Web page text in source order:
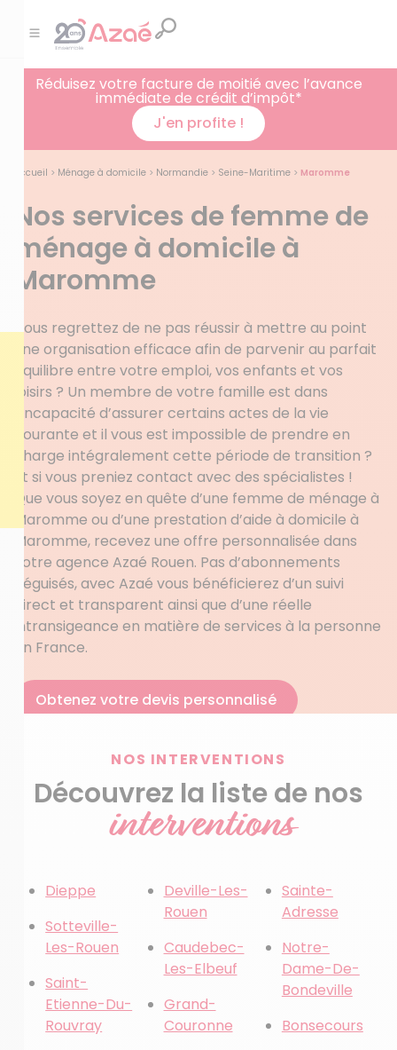
Réduisez votre facture de moitié avec l’avance
immédiate de crédit d’impôt*
J'en profite !
Accueil > Ménage à domicile > Normandie > Seine-Maritime > Maromme
Nos services de femme de
ménage à domicile à
Maromme
Vous regrettez de ne pas réussir à mettre au point
une organisation efficace afin de parvenir au parfait
équilibre entre votre emploi, vos enfants et vos
loisirs ? Un membre de votre famille est dans
l’incapacité d’assurer certains actes de la vie
courante et il vous est impossible de prendre en
charge intégralement cette période de transition ?
Et si vous preniez contact avec des spécialistes !
Que vous soyez en quête d’une femme de ménage à
Maromme ou d’une prestation d’aide à domicile à
Maromme, recevez une offre personnalisée dans
votre agence Azaé Rouen. Pas d’abonnements
déguisés, avec Azaé vous bénéficierez d’un suivi
direct et transparent ainsi que d’une réelle
intransigeance en matière de services à la personne
en France.
Obtenez votre devis personnalisé
NOS INTERVENTIONS
Découvrez la liste de nos
interventions
Dieppe
Sotteville-
Les-Rouen
Saint-
Etienne-Du-
Rouvray
Deville-Les-
Rouen
Caudebec-
Les-Elbeuf
Grand-
Couronne
Sainte-
Adresse
Notre-
Dame-De-
Bondeville
Bonsecours